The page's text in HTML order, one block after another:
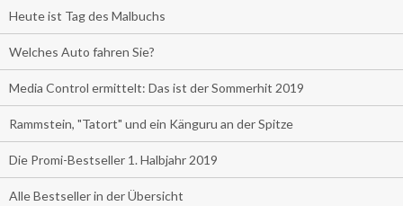
Heute ist Tag des Malbuchs
Welches Auto fahren Sie?
Media Control ermittelt: Das ist der Sommerhit 2019
Rammstein, "Tatort" und ein Känguru an der Spitze
Die Promi-Bestseller 1. Halbjahr 2019
Alle Bestseller in der Übersicht